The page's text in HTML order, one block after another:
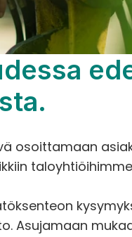
osoittamaan
Asujamaan